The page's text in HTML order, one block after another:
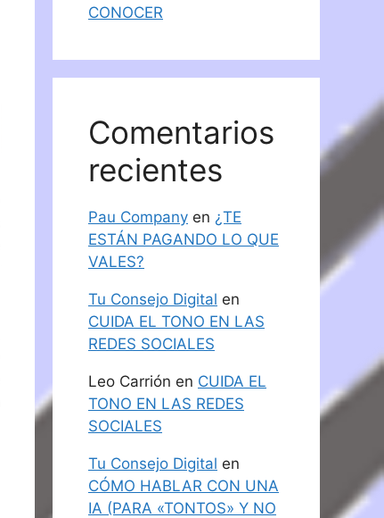
CONOCER
Comentarios
recientes
Pau Company en ¿TE
ESTÁN PAGANDO LO QUE
VALES?
Tu Consejo Digital en
CUIDA EL TONO EN LAS
REDES SOCIALES
Leo Carrión en CUIDA EL
TONO EN LAS REDES
SOCIALES
Tu Consejo Digital en
CÓMO HABLAR CON UNA
IA (PARA «TONTOS» Y NO